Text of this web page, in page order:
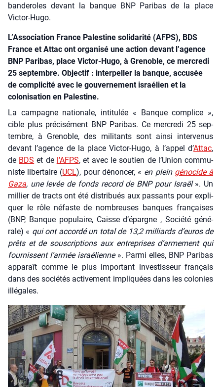
banderoles devant la banque BNP Paribas de la place
Victor-Hugo.
L’Association France Palestine solidarité (AFPS), BDS
France et Attac ont organisé une action devant l’agence
BNP Paribas, place Victor-Hugo, à Grenoble, ce mercredi
25 septembre. Objectif : interpeller la banque, accusée
de complicité avec le gouvernement israélien et la
colonisation en Palestine.
La cam­pagne natio­nale, inti­tu­lée « Banque com­plice »,
cible plus pré­ci­sé­ment BNP Pari­bas. Ce mer­cre­di 25 sep­
tembre, à Gre­noble, des mili­tants sont ain­si inter­ve­nus
devant l’a­gence de la place Vic­tor-Hugo, à l’ap­pel d’Attac,
de BDS et de l’AFPS, et avec le sou­tien de l’U­nion com­mu­
niste liber­taire (UCL), pour dénon­cer, « en plein géno­cide à
Gaza, une levée de fonds record de BNP pour Israël». Un
mil­lier de tracts ont été dis­tri­bués aux pas­sants pour expli­
quer le rôle néfaste de nom­breuses banques fran­çaises
(BNP, Banque popu­laire, Caisse d’épargne , Socié­té géné­
rale) « qui ont accor­dé un total de 13,2 mil­liards d’euros de
prêts et de sous­crip­tions aux entre­prises d’armement qui
four­nissent l’armée israé­lienne». Par­mi elles, BNP Pari­bas
appa­raît comme le plus impor­tant inves­tis­seur fran­çais
dans des socié­tés acti­ve­ment impli­quées dans les colo­nies
illé­gales.